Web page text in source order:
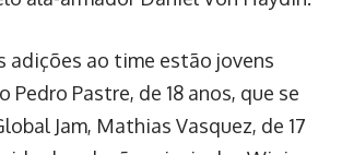
adições ao time estão jovens
Pedro Pastre, de 18 anos, que se
Jam, Mathias Vasquez, de 17